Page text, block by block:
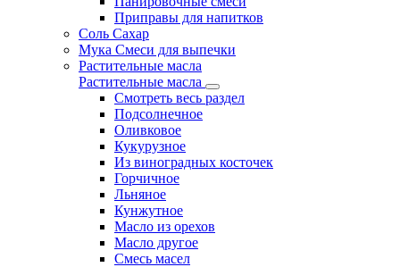
Приправы для напитков
Соль Сахар
Мука Смеси для выпечки
Растительные масла
Растительные масла
Смотреть весь раздел
Подсолнечное
Оливковое
Кукурузное
Из виноградных косточек
Горчичное
Льняное
Кунжутное
Масло из орехов
Масло другое
Смесь масел